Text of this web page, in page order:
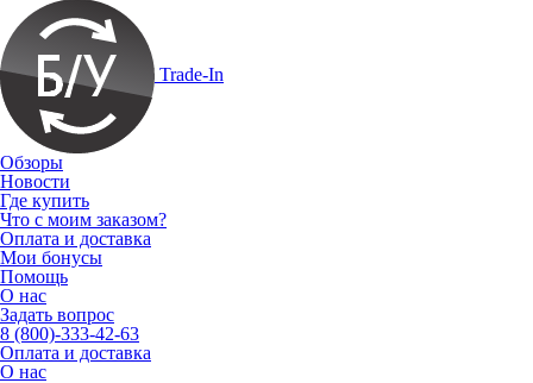
Trade-In
Обзоры
Новости
Где купить
Что с моим заказом?
Оплата и доставка
Мои бонусы
Помощь
О нас
Задать вопрос
8 (800)-333-42-63
Оплата и доставка
О нас